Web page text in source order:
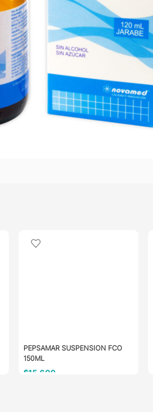
PEPSAMAR SUSPENSION FCO
150ML
$15.600